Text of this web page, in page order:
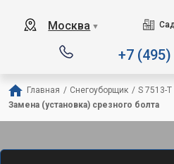
Москва ▼
+7
Главная / Снегоуборщик / S 7513-T
Замена (установка) срезного болта